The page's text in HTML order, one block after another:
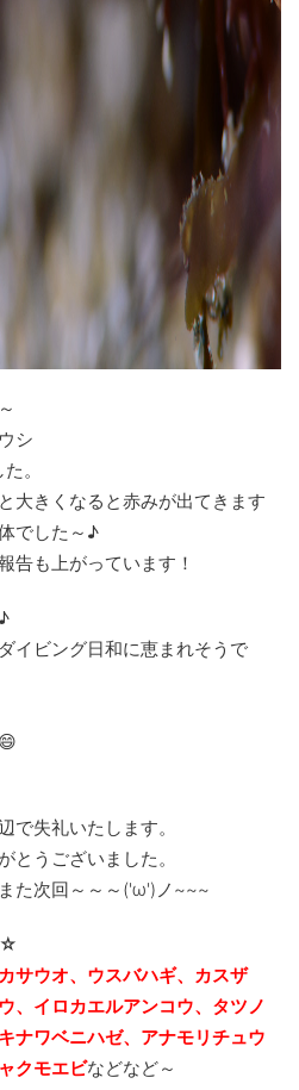
シ
。
大きくなると赤みが出てきます
でした～♪
告も上がっています！
イビング日和に恵まれそうで
で失礼いたします。
とうございました。
た次回～～～('ω')ノ~~~
☆
サウオ、ウスバハギ、カスザ
、イロカエルアンコウ、タツノ
ナワベニハゼ、アナモリチュウ
クモエビなどなど～